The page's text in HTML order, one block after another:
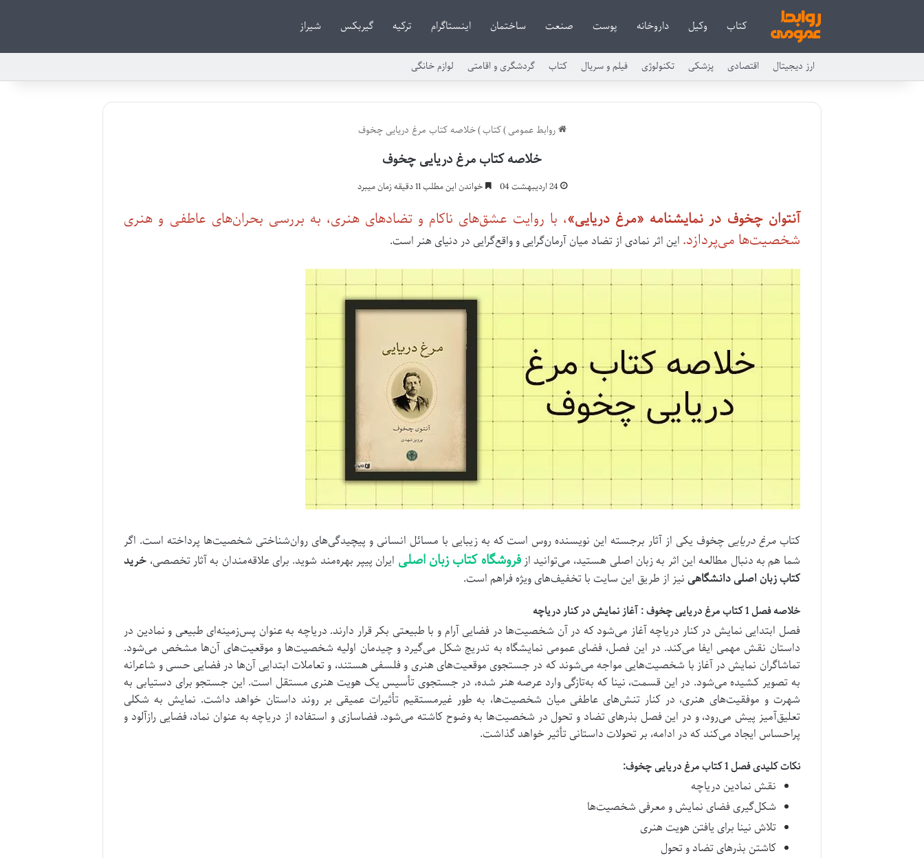
کتاب وکیل داروخانه پوست صنعت ساختمان اینستاگرام ترکیه گیربکس شیراز
ارز دیجیتال اقتصادی پزشکی تکنولوژی فیلم و سریال کتاب گردشگری و اقامتی لوازم خانگی
روابط عمومی)کتاب)خلاصه کتاب مرغ دریایی چخوف
خلاصه کتاب مرغ دریایی چخوف
24 اردیبهشت 04 خواندن این مطلب 11 دقیقه زمان میبرد
آنتوان چخوف در نمایشنامه «مرغ دریایی»، با روایت عشق‌های ناکام و تضادهای هنری، به بررسی بحران‌های عاطفی و هنری
شخصیت‌ها می‌پردازد. این اثر نمادی از تضاد میان آرمان‌گرایی و واقع‌گرایی در دنیای هنر است.
کتابمرغ دریایی چخوف یکی از آثار برجسته این نویسنده روس است که به زیبایی با مسائل انسانی و پیچیدگی‌های روان‌شناختی شخصیت‌ها پرداخته است. اگر
شما هم به دنبال مطالعه این اثر به زبان اصلی هستید، می‌توانید ازفروشگاه کتاب زبان اصلی ایران پیپر بهره‌مند شوید. برای علاقه‌مندان به آثار تخصصی، خرید
کتاب زبان اصلی دانشگاهینیز از طریق این سایت با تخفیف‌های ویژه فراهم است.
خلاصه فصل 1 کتاب مرغ دریایی چخوف : آغاز نمایش در کنار دریاچه
فصل ابتدایی نمایش در کنار دریاچه آغاز می‌شود که در آن شخصیت‌ها در فضایی آرام و با طبیعتی بکر قرار دارند. دریاچه به عنوان پس‌زمینه‌ای طبیعی و نمادین در
داستان نقش مهمی ایفا می‌کند. در این فصل، فضای عمومی نمایشگاه به تدریج شکل می‌گیرد و چیدمان اولیه شخصیت‌ها و موقعیت‌های آن‌ها مشخص می‌شود.
تماشاگران نمایش در آغاز با شخصیت‌هایی مواجه می‌شوند که در جستجوی موقعیت‌های هنری و فلسفی هستند، و تعاملات ابتدایی آن‌ها در فضایی حسی و شاعرانه
به تصویر کشیده می‌شود. در این قسمت، نینا که به‌تازگی وارد عرصه هنر شده، در جستجوی تأسیس یک هویت هنری مستقل است. این جستجو برای دستیابی به
شهرت و موفقیت‌های هنری، در کنار تنش‌های عاطفی میان شخصیت‌ها، به طور غیرمستقیم تأثیرات عمیقی بر روند داستان خواهد داشت. نمایش به شکلی
تعلیق‌آمیز پیش می‌رود، و در این فصل بذرهای تضاد و تحول در شخصیت‌ها به وضوح کاشته می‌شود. فضاسازی و استفاده از دریاچه به عنوان نماد، فضایی رازآلود و
پراحساس ایجاد می‌کند که در ادامه، بر تحولات داستانی تأثیر خواهد گذاشت.
نکات کلیدی فصل 1 کتاب مرغ دریایی چخوف:
نقش نمادین دریاچه
شکل‌گیری فضای نمایش و معرفی شخصیت‌ها
تلاش نینا برای یافتن هویت هنری
کاشتن بذرهای تضاد و تحول